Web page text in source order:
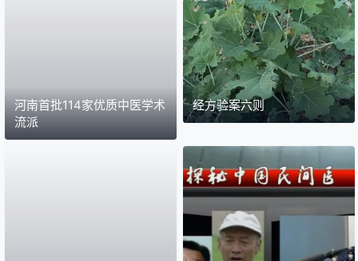
河南首批114家优质中医学术
流派
经方验案六则